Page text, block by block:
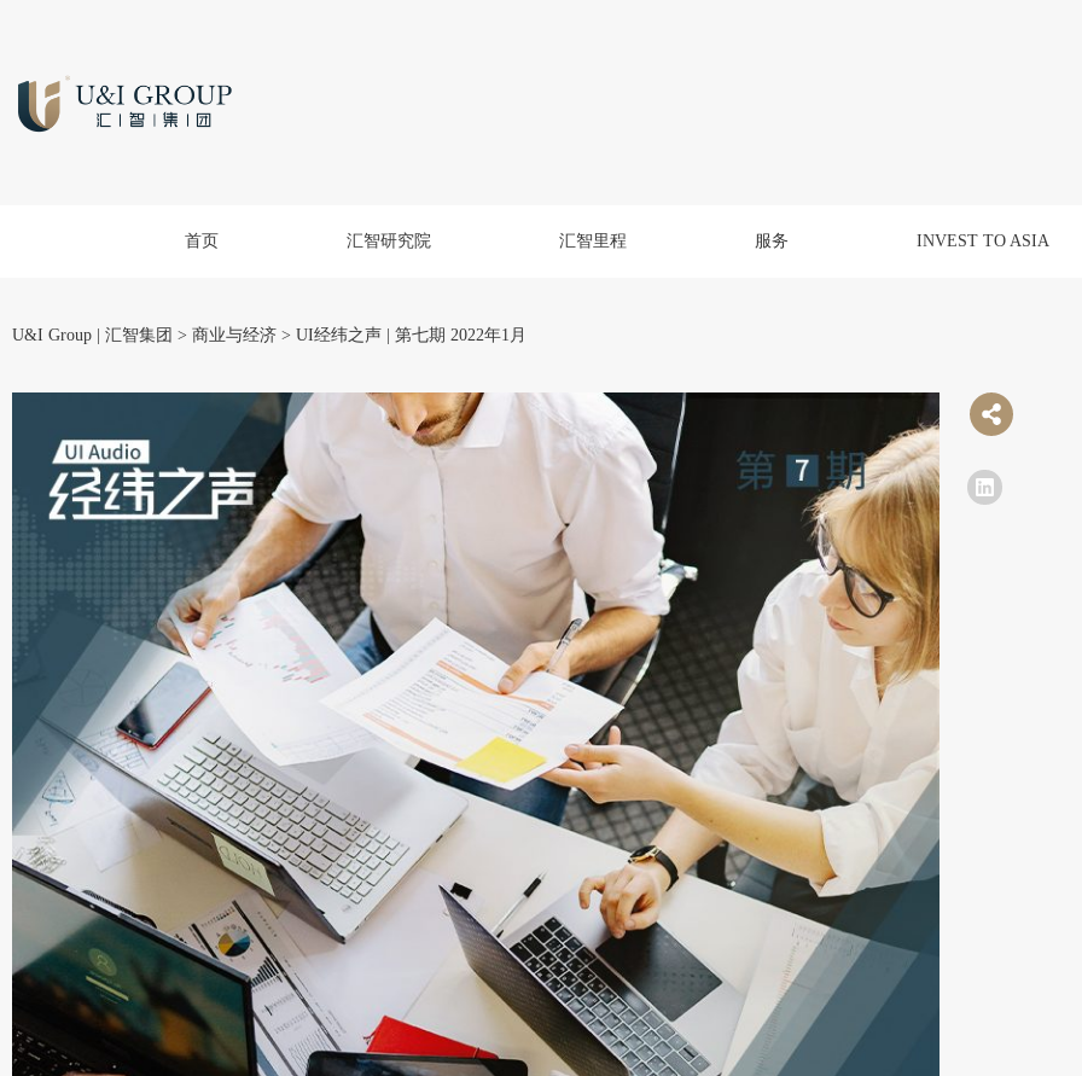
首页 汇智研究院 汇智里程 服务 INVEST TO ASIA
U&I Group | 汇智集团 > 商业与经济 > UI经纬之声 | 第七期 2022年1月